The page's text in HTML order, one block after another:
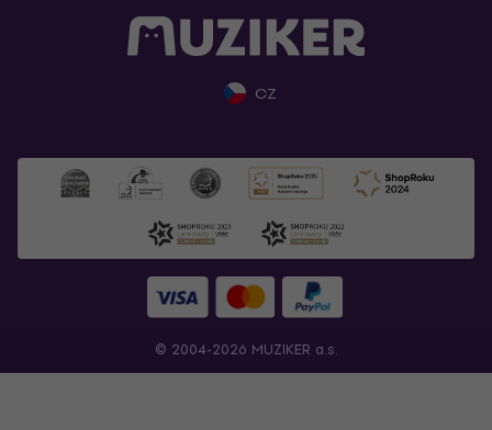
CZ
© 2004-2026 MUZIKER a.s.